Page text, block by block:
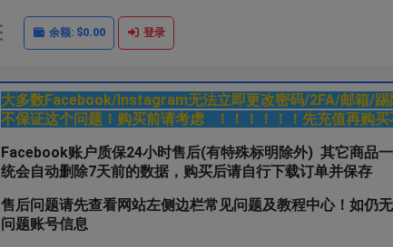
余额: $0.00 登录
大多数Facebook/Instagram无法立即更改密码/2FA/邮箱/
不保证这个问题！购买前请考虑 ！！！！！！先充值再购买
Facebook账户质保24小时售后(有特殊标明除外) 其它商品
统会自动删除7天前的数据，购买后请自行下载订单并保存
售后问题请先查看网站左侧边栏常见问题及教程中心！如仍
问题账号信息